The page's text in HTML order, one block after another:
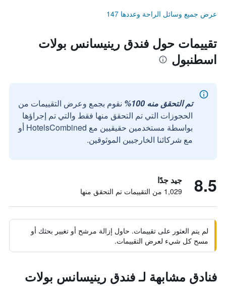
عرض جميع وسائل الراحة وعددها 147
تقييمات حول فندق رينيسانس بولات
اسطنبول
تم التحقق منه 100%
نقوم بجمع وعرض التقييمات من
الحجوزات التي تم التحقق منها فقط والتي تم إجراؤها
بواسطة مستخدمين حقيقيين مع HotelsCombined أو
مع شركائنا الخارجيين الموثوقين.
8.5 جيد جدًا
1,029 من التقييمات تم التحقق منها
لم يتم العثور على تقييمات. حاول إزالة مرشح أو تغيير بحثك أو
مسح كل شيء لعرض التقييمات.
فنادق مشابهة لـ فندق رينيسانس بولات